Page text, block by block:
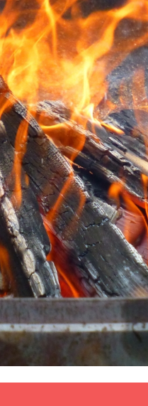
Weiss
Dinslaken